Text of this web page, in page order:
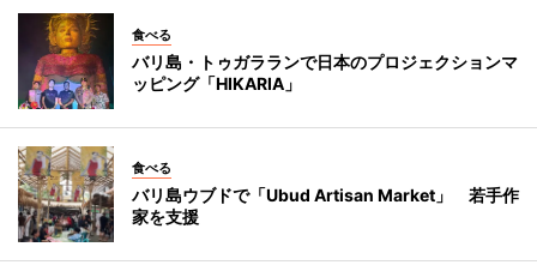
食べる
バリ島・トゥガラランで日本のプロジェクションマ
ッピング「HIKARIA」
食べる
バリ島ウブドで「Ubud Artisan Market」 若手作
家を支援